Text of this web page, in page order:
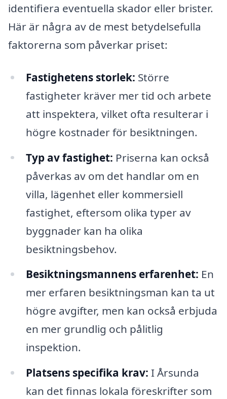
identifiera eventuella skador eller brister.
Här är några av de mest betydelsefulla
faktorerna som påverkar priset:
Fastighetens storlek: Större
fastigheter kräver mer tid och arbete
att inspektera, vilket ofta resulterar i
högre kostnader för besiktningen.
Typ av fastighet: Priserna kan också
påverkas av om det handlar om en
villa, lägenhet eller kommersiell
fastighet, eftersom olika typer av
byggnader kan ha olika
besiktningsbehov.
Besiktningsmannens erfarenhet: En
mer erfaren besiktningsman kan ta ut
högre avgifter, men kan också erbjuda
en mer grundlig och pålitlig
inspektion.
Platsens specifika krav: I Årsunda
kan det finnas lokala föreskrifter som